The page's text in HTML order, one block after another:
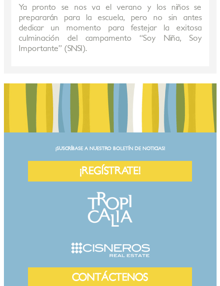
Ya pronto se nos va el verano y los niños se
prepararán para la escuela, pero no sin antes
dedicar un momento para festejar la exitosa
culminación del campamento “Soy Niña, Soy
Importante” (SNSI).
¡SUSCRÍBASE A NUESTRO BOLETÍN DE NOTICIAS!
¡REGÍSTRATE!
CONTÁCTENOS